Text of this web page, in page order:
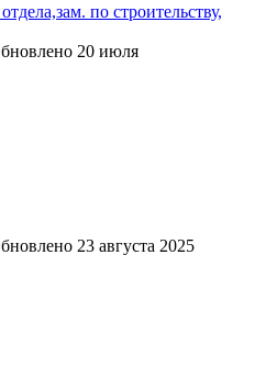
по строительству,
20 июля
23 августа 2025